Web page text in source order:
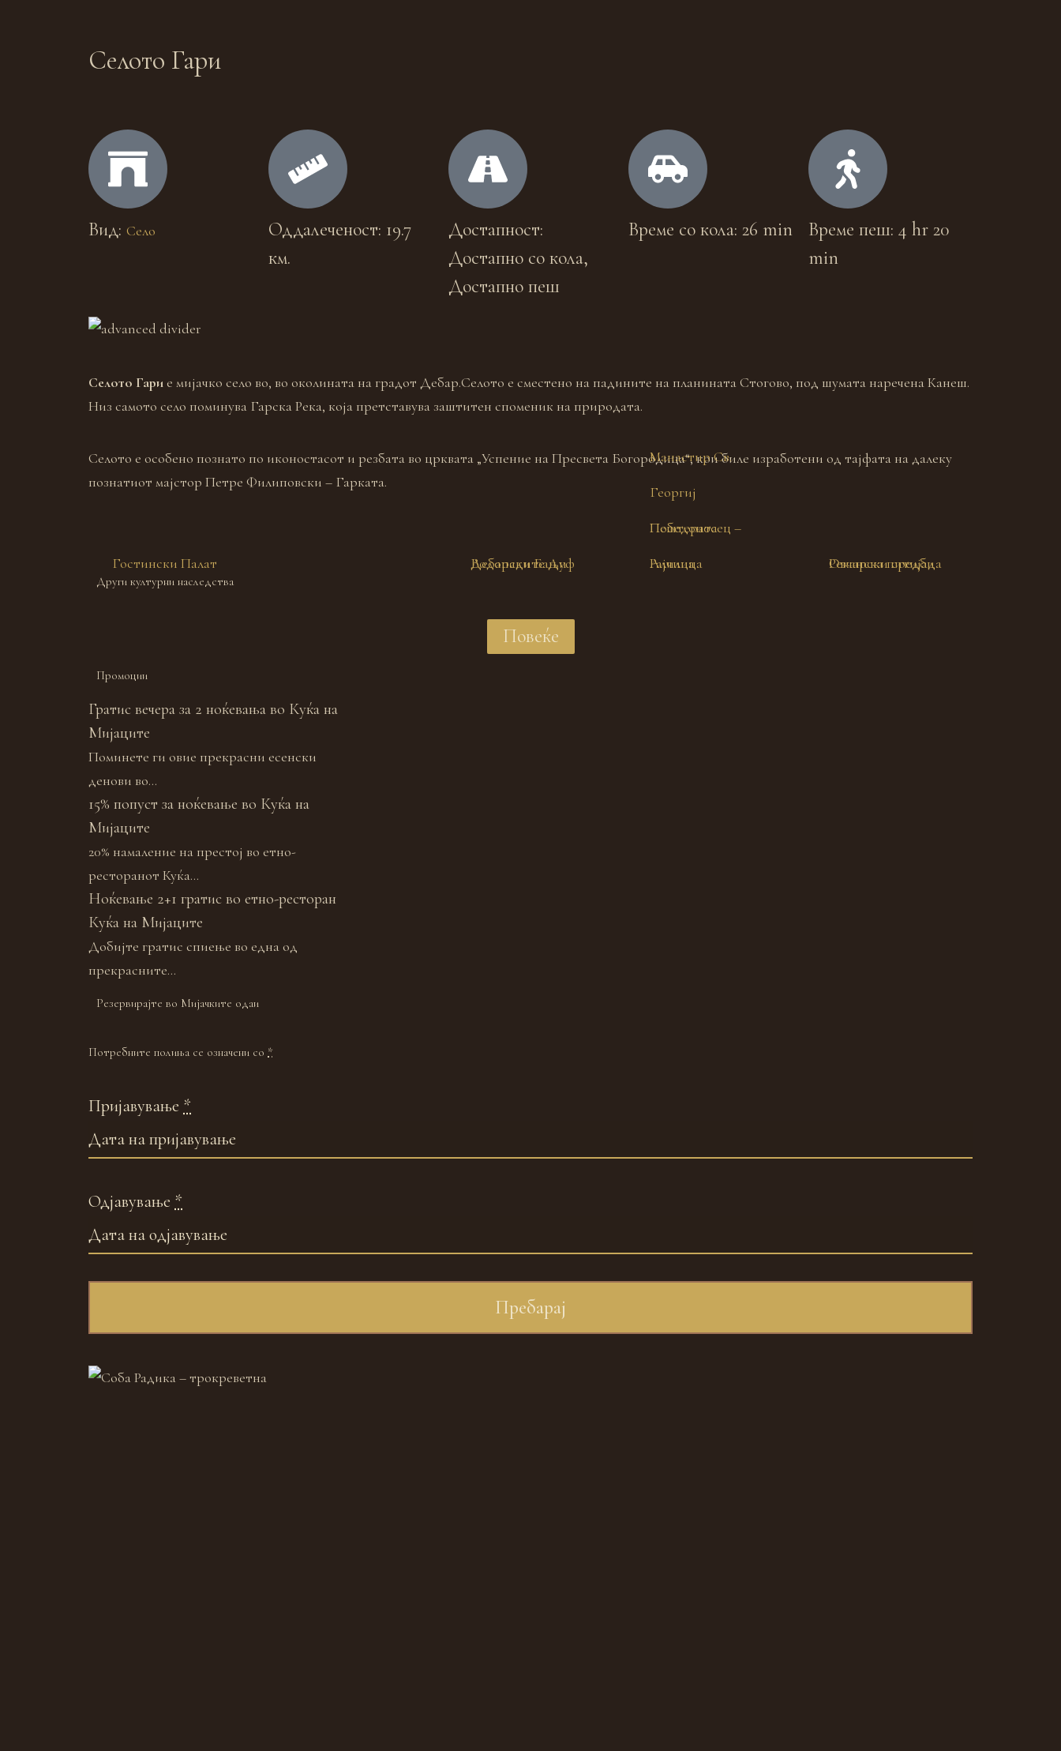
Селото Гари
Вид: Село
Оддалеченост: 19.7
км.
Достапност:
Достапно со кола,
Достапно пеш
Време со кола: 26 min
Време пеш: 4 hr 20
min
Селото Гариe мијачко село во, во околината на градот Дебар.Селото е сместено на падините на планината Стогово, под шумата наречена Канеш.
Низ самото село поминува Гарска Река, која претставува заштитен споменик на природата.
Селото е особено познато по иконостасот и резбата во црквата „Успение на Пресвета Богородица“, кои биле изработени од тајфата на далеку
познатиот мајстор Петре Филиповски – Гарката.
Други културни наследства
Гостински Палат Водопадите Дуф
Пештерата
Алилица Овчарски средби
Дебарски Бањи
Манастир Св.
Георгиј
Победоносец –
Рајчица Реканска питијада
Повеќе
Промоции
Гратис вечера за 2 ноќевања во Куќа на
Мијаците
Поминете ги овие прекрасни есенски
денови во...
15% попуст за ноќевање во Куќа на
Мијаците
20% намаление на престој во етно-
ресторанот Куќа...
Ноќевање 2+1 гратис во етно-ресторан
Куќа на Мијаците
Добијте гратис спиење во една од
прекрасните...
Резервирајте во Мијачките одаи
Потребните полиња се означени со *
Пријавување *
Одјавување *